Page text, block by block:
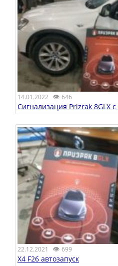
14.01.2022 👁 646
Сигнализация Prizrak 8GLX
22.12.2021 👁 699
X4 F26 автозапуск